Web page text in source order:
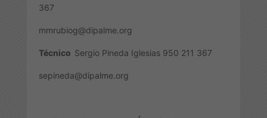
367
mmrubiog@dipalme.org
Técnico Sergio Pineda Iglesias 950 211 367
sepineda@dipalme.org